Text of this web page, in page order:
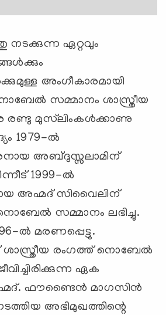
നടക്കുന്ന ഏറ്റവും
അംഗീകാരമായി
സമ്മാനം ശാസ്ത്രീയ
രണ്ടു മുസ്‌ലിംകള്‍ക്കാണു
1979-ല്‍
അബ്ദുസ്സലാമിന്
1999-ല്‍
അഹ്മദ് സിവൈലിന്
നൊബേല്‍ സമ്മാനം ലഭിച്ചു.
ല്‍ മരണപ്പെട്ടു.
രംഗത്ത് നൊബേല്‍
ഏക
ഫൗണ്ടൈന്‍ മാഗസിന്‍
അഭിമുഖത്തിന്റെ